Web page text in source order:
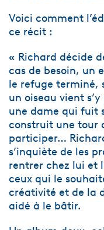
Voici comment
ce récit :
« Richard décide
cas de besoin, un
le refuge terminé,
un oiseau vient
une dame qui fuit
construit une tour
participer…
s’inquiète de les
rentrer chez lui et
ceux qui le
créativité et de la
aidé à le bâtir.